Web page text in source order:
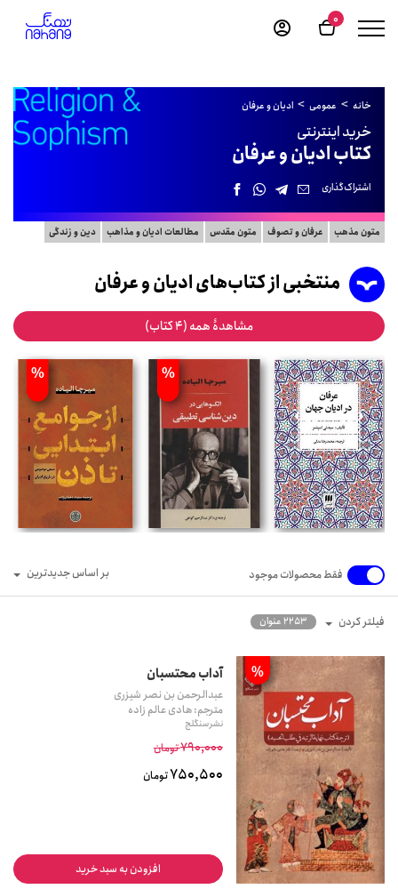
0
خانه عمومی ادیان و عرفان
خرید اینترنتی
کتاب ادیان و عرفان
اشتراک‌گذاری
متون مذهب عرفان و تصوف متون مقدس مطالعات ادیان و مذاهب دین و زندگی
منتخبی از کتاب‌های ادیان و عرفان
مشاهدۀ همه (4 کتاب)
%
%
فقط محصولات موجود بر اساس جدیدترین
فیلتر کردن 2253 عنوان
% آداب محتسبان
عبدالرحمن بن نصر شیزری
مترجم: هادی عالم زاده
نشر سنگلج
790,000تومان
750,500تومان
افزودن به سبد خرید